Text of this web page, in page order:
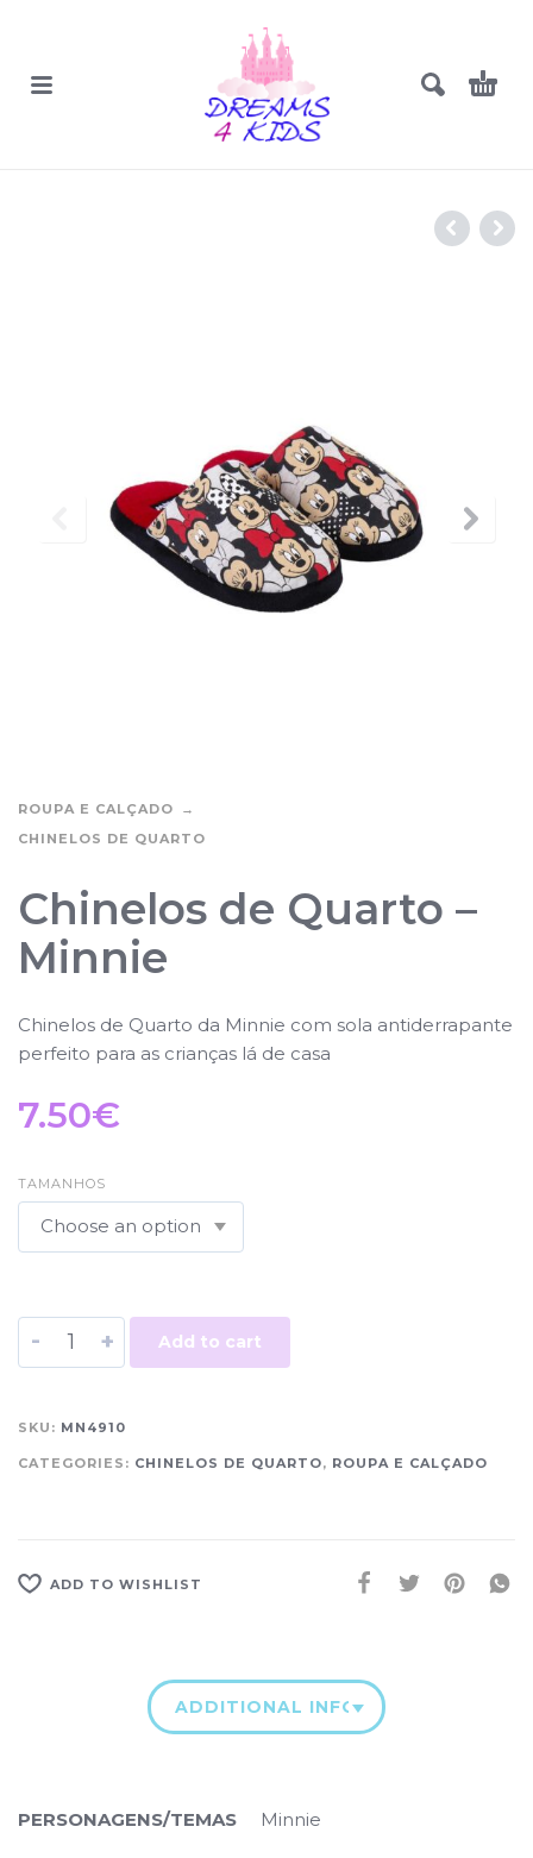
ROUPA E CALÇADO
CHINELOS DE QUARTO
Chinelos de Quarto –
Minnie
Chinelos de Quarto da Minnie com sola antiderrapante
perfeito para as crianças lá de casa
7.50€
TAMANHOS
- + Add to cart
SKU: MN4910
CATEGORIES: CHINELOS DE QUARTO, ROUPA E CALÇADO
ADD TO WISHLIST
ADDITIONAL INFORMATION
PERSONAGENS/TEMAS Minnie